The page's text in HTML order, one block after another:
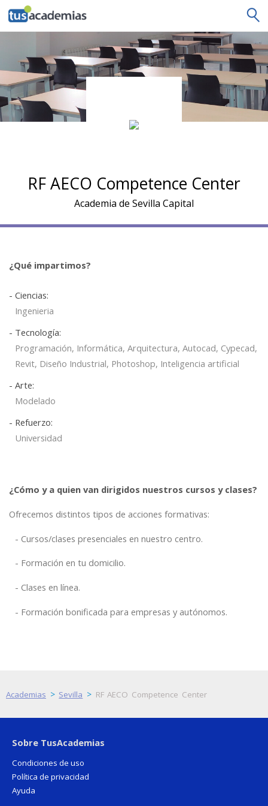
tusacademias
RF AECO Competence Center
Academia de Sevilla Capital
¿Qué impartimos?
- Ciencias:
Ingenieria
- Tecnología:
Programación, Informática, Arquitectura, Autocad, Cypecad,
Revit, Diseño Industrial, Photoshop, Inteligencia artificial
- Arte:
Modelado
- Refuerzo:
Universidad
¿Cómo y a quien van dirigidos nuestros cursos y clases?
Ofrecemos distintos tipos de acciones formativas:
Cursos/clases presenciales en nuestro centro.
Formación en tu domicilio.
Clases en línea.
Formación bonificada para empresas y autónomos.
Academias > Sevilla > RF AECO Competence Center
Sobre TusAcademias
Condiciones de uso
Política de privacidad
Ayuda